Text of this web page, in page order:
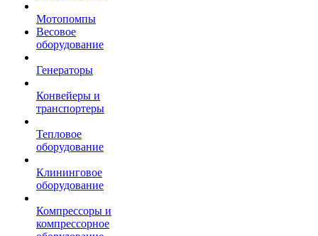
Мотопомпы
Весовое
оборудование
Генераторы
Конвейеры и
транспортеры
Тепловое
оборудование
Клининговое
оборудование
Компрессоры и
компрессорное